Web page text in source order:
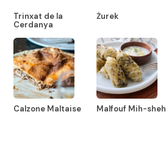
Trinxat de la
Cerdanya
Żurek
Calzone Maltaise Malfouf Mih-sheh